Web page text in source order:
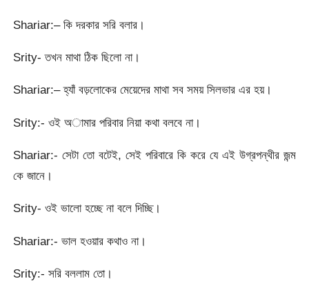
Shariar:– কি দরকার সরি বলার।
Srity- তখন মাথা ঠিক ছিলো না।
Shariar:– হ্যাঁ বড়লোকের মেয়েদের মাথা সব সময় সিলভার এর হয়।
Srity:- ওই অামার পরিবার নিয়া কথা বলবে না।
Shariar:- সেটা তো বটেই, সেই পরিবারে কি করে যে এই উগ্রপন্থীর জন্ম
কে জানে।
Srity- ওই ভালো হচ্ছে না বলে দিচ্ছি।
Shariar:- ভাল হওয়ার কথাও না।
Srity:- সরি বললাম তো।